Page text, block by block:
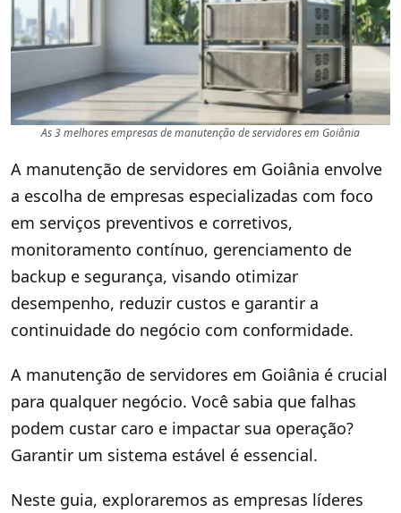
As 3 melhores empresas de manutenção de servidores em Goiânia
A manutenção de servidores em Goiânia envolve
a escolha de empresas especializadas com foco
em serviços preventivos e corretivos,
monitoramento contínuo, gerenciamento de
backup e segurança, visando otimizar
desempenho, reduzir custos e garantir a
continuidade do negócio com conformidade.
A manutenção de servidores em Goiânia é crucial
para qualquer negócio. Você sabia que falhas
podem custar caro e impactar sua operação?
Garantir um sistema estável é essencial.
Neste guia, exploraremos as empresas líderes